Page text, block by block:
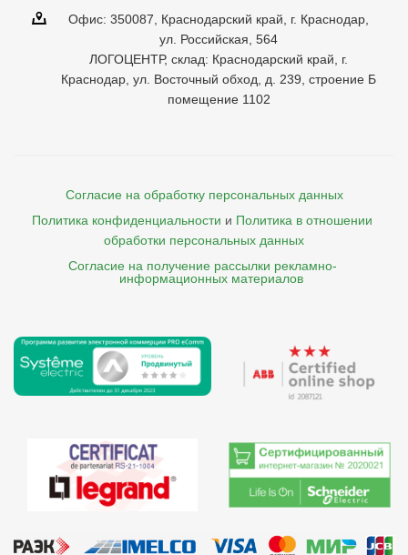
Офис: 350087, Краснодарский край, г. Краснодар,
ул. Российская, 564
ЛОГОЦЕНТР, склад: Краснодарский край, г.
Краснодар, ул. Восточный обход, д. 239, строение Б
помещение 1102
Согласие на обработку персональных данных
Политика конфиденциальности и Политика в отношении
обработки персональных данных
Согласие на получение рассылки рекламно-
    информационных материалов